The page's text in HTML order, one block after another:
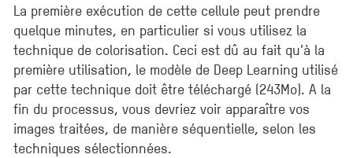
La première exécution de cette cellule peut prendre
quelque minutes, en particulier si vous utilisez la
technique de colorisation. Ceci est dû au fait qu’à la
première utilisation, le modèle de Deep Learning utilisé
par cette technique doit être téléchargé (243Mo). A la
fin du processus, vous devriez voir apparaître vos
images traitées, de manière séquentielle, selon les
techniques sélectionnées.